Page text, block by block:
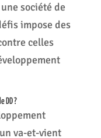
société de
impose des
celles
DD ?
va-et-vient